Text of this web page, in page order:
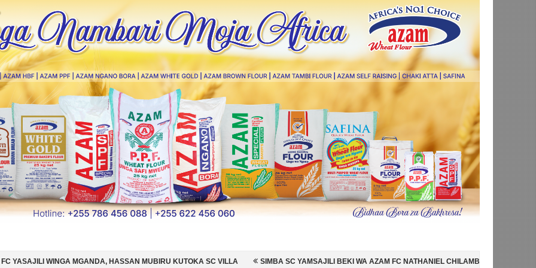
HASSAN MUBIRU KUTOKA SC VILLA SIMBA SC YAMSAJILI BEKI WA AZAM FC NATHANIEL CHILAMBO NI HISPANIA MABINGWA WA